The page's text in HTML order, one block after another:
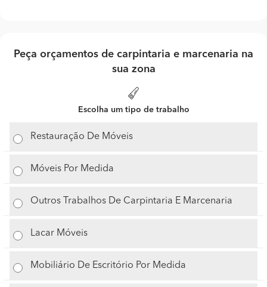
Peça orçamentos de carpintaria e marcenaria na
sua zona
Escolha um tipo de trabalho
Restauração De Móveis
Móveis Por Medida
Outros Trabalhos De Carpintaria E Marcenaria
Lacar Móveis
Mobiliário De Escritório Por Medida